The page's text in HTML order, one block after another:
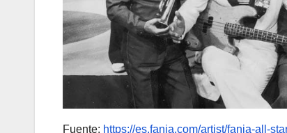
Fuente: https://es.fania.com/artist/fania-all-